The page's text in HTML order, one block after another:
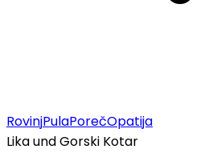
RovinjPulaPorečOpatija
Lika und Gorski Kotar